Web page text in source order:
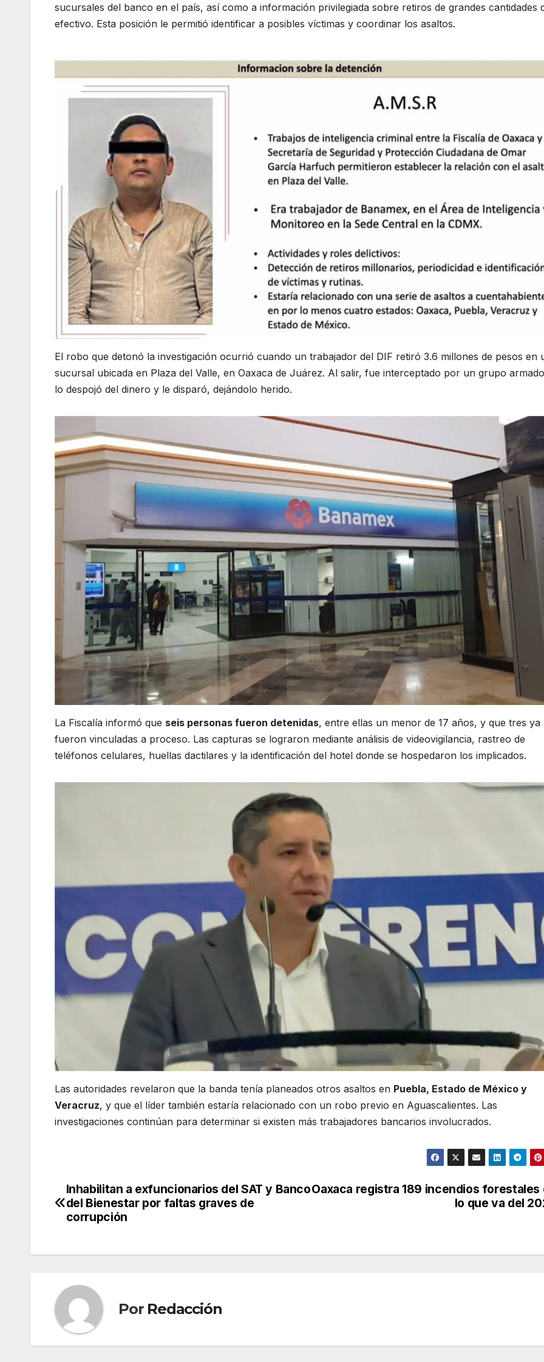
sucursales del banco en el país, así como a información privilegiada sobre retiros de grandes cantidades
efectivo. Esta posición le permitió identificar a posibles víctimas y coordinar los asaltos.
El robo que detonó la investigación ocurrió cuando un trabajador del DIF retiró 3.6 millones de pesos en
sucursal ubicada en Plaza del Valle, en Oaxaca de Juárez. Al salir, fue interceptado por un grupo
lo despojó del dinero y le disparó, dejándolo herido.
La Fiscalía informó que seis personas fueron detenidas, entre ellas un menor de 17 años, y que tres ya
fueron vinculadas a proceso. Las capturas se lograron mediante análisis de videovigilancia, rastreo de
teléfonos celulares, huellas dactilares y la identificación del hotel donde se hospedaron los implicados.
Las autoridades revelaron que la banda tenía planeados otros asaltos en Puebla, Estado de México y
Veracruz, y que el líder también estaría relacionado con un robo previo en Aguascalientes. Las
investigaciones continúan para determinar si existen más trabajadores bancarios involucrados.
Navegación
de
Oaxaca registra 189 incendios forestales
lo que va del
Inhabilitan a exfuncionarios del SAT y Banco
del Bienestar por faltas graves de
corrupción
Por Redacción